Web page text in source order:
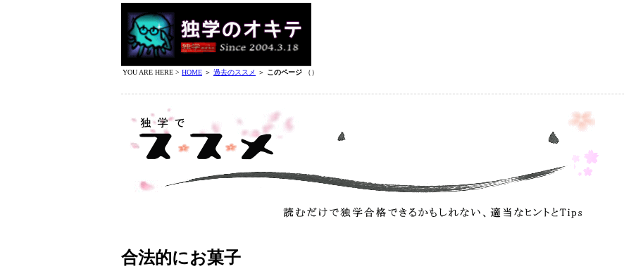
YOU ARE HERE > HOME ＞ 過去のススメ ＞ このページ （）
合法的にお菓子